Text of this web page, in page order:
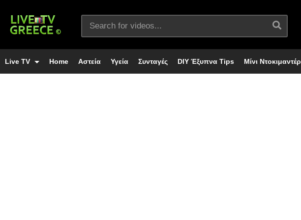
Live TV Home Αστεία Υγεία Συνταγές DIY Έξυπνα Tips Μίνι Ντοκιμαντέρ